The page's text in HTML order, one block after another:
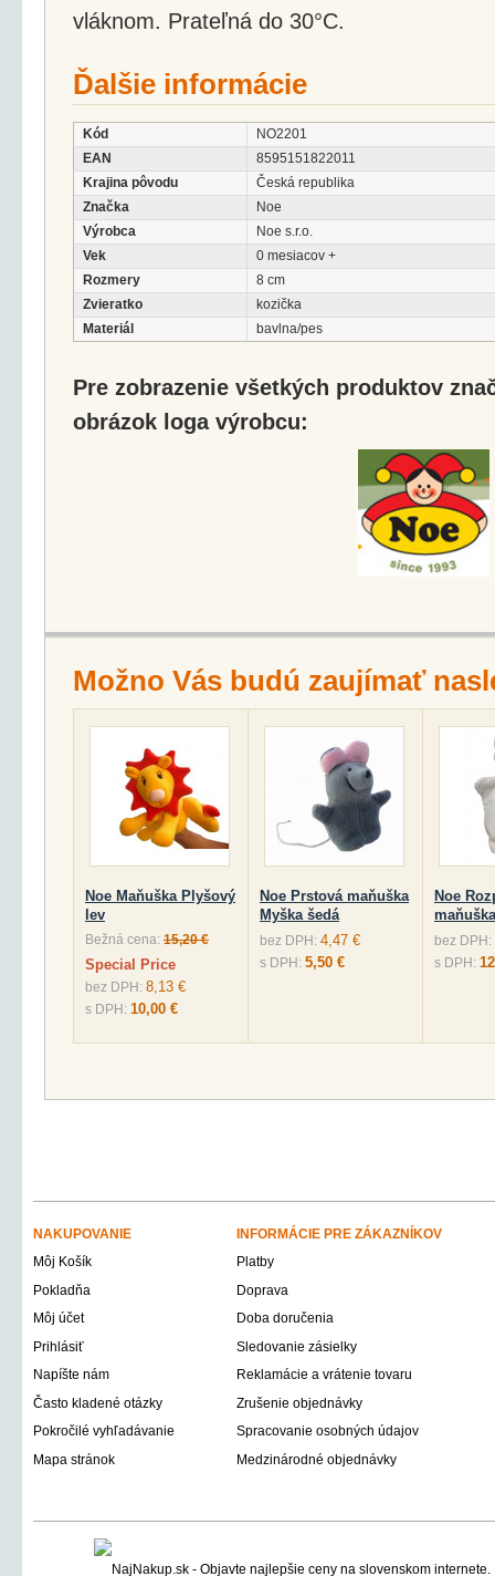
vláknom. Prateľná do 30°C.
Ďalšie informácie
Kód
NO2201
EAN
8595151822011
Krajina pôvodu
Česká republika
Značka
Noe
Výrobca
Noe s.r.o.
Vek
0 mesiacov +
Rozmery
8 cm
Zvieratko
kozička
Materiál
bavlna/pes
Pre zobrazenie všetkých produktov
obrázok loga výrobcu:
Možno Vás budú zaujímať
Noe Maňuška Plyšový
lev
Bežná cena: 15,20 €
Special Price
bez DPH: 8,13 €
s DPH: 10,00 €
Noe Prstová maňuška
Myška šedá
bez DPH: 4,47 €
s DPH: 5,50 €
Noe
bez DPH:
s DPH:
NAKUPOVANIE
INFORMÁCIE PRE ZÁKAZNÍKOV
Môj Košík
Platby
Pokladňa
Doprava
Môj účet
Doba doručenia
Prihlásiť
Sledovanie zásielky
Napíšte nám
Reklamácie a vrátenie tovaru
Často kladené otázky
Zrušenie objednávky
Pokročilé vyhľadávanie
Spracovanie osobných údajov
Mapa stránok
Medzinárodné objednávky